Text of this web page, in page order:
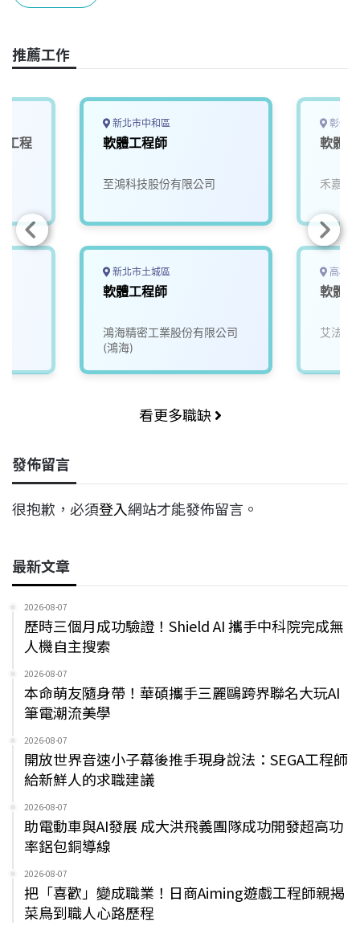
推薦工作
工程
新北市中和區
軟體工程師
至鴻科技股份有限公司
新北市土城區
軟體工程師
鴻海精密工業股份有限公司
(鴻海)
彰化
軟體
禾嘉馨
高雄
軟體
艾法科
看更多職缺
發佈留言
很抱歉，必須登入網站才能發佈留言。
最新文章
2026-08-07
歷時三個月成功驗證！Shield AI 攜手中科院完成無
人機自主搜索
2026-08-07
本命萌友隨身帶！華碩攜手三麗鷗跨界聯名大玩AI
筆電潮流美學
2026-08-07
開放世界音速小子幕後推手現身說法：SEGA工程師
給新鮮人的求職建議
2026-08-07
助電動車與AI發展 成大洪飛義團隊成功開發超高功
率鋁包銅導線
2026-08-07
把「喜歡」變成職業！日商Aiming遊戲工程師親揭
菜鳥到職人心路歷程